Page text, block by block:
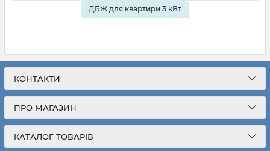
ДБЖ для квартири 3 кВт
КОНТАКТИ
ПРО МАГАЗИН
КАТАЛОГ ТОВАРІВ